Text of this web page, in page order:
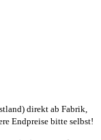
direkt ab Fabrik,
Endpreise bitte selbst!